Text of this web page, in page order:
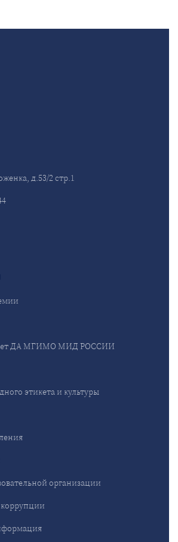
д.53/2 стр.1
ДА МГИМО МИД РОССИИ
этикета и культуры
организации